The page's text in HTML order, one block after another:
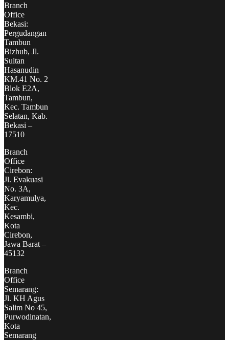
Branch
Office
Bekasi:
Pergudangan
Tambun
Bizhub, Jl.
Sultan
Hasanudin
KM.41 No. 2
Blok E2A,
Tambun,
Kec. Tambun
Selatan, Kab.
Bekasi –
17510
Branch
Office
Cirebon:
Jl. Evakuasi
No. 3A,
Karyamulya,
Kec.
Kesambi,
Kota
Cirebon,
Jawa Barat –
45132
Branch
Office
Semarang:
Jl. KH Agus
Salim No 45,
Purwodinatan,
Kota
Semarang